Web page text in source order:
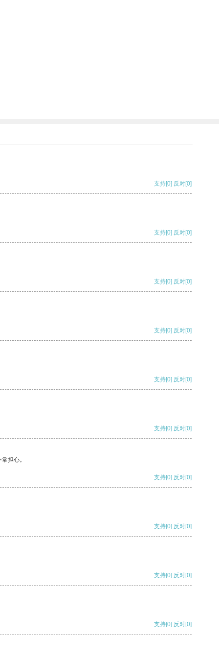
支持[0] 反对[0]
支持[0] 反对[0]
支持[0] 反对[0]
支持[0] 反对[0]
支持[0] 反对[0]
支持[0] 反对[0]
担心。
支持[0] 反对[0]
支持[0] 反对[0]
支持[0] 反对[0]
支持[0] 反对[0]